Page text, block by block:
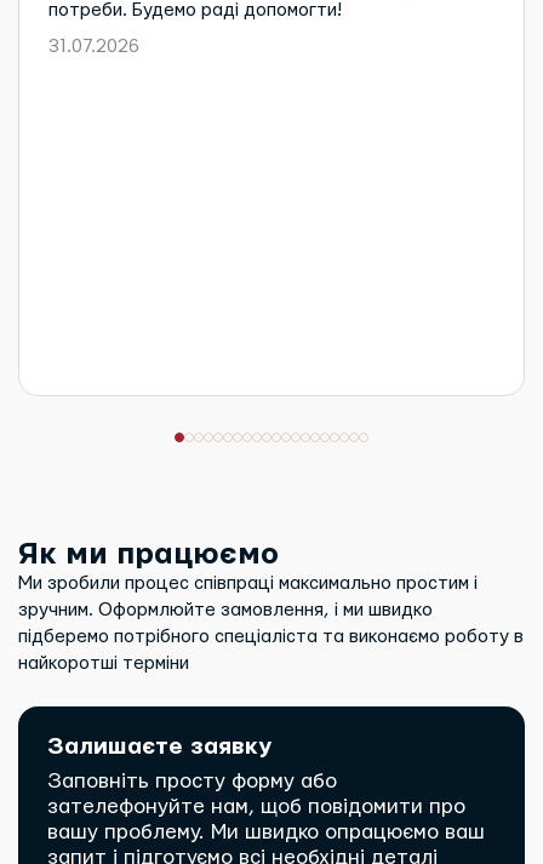
потреби. Будемо раді допомогти!
31.07.2026
Як ми працюємо
Ми зробили процес співпраці максимально простим і
зручним. Оформлюйте замовлення, і ми швидко
підберемо потрібного спеціаліста та виконаємо роботу в
найкоротші терміни
Залишаєте заявку
Заповніть просту форму або
зателефонуйте нам, щоб повідомити про
вашу проблему. Ми швидко опрацюємо ваш
запит і підготуємо всі необхідні деталі